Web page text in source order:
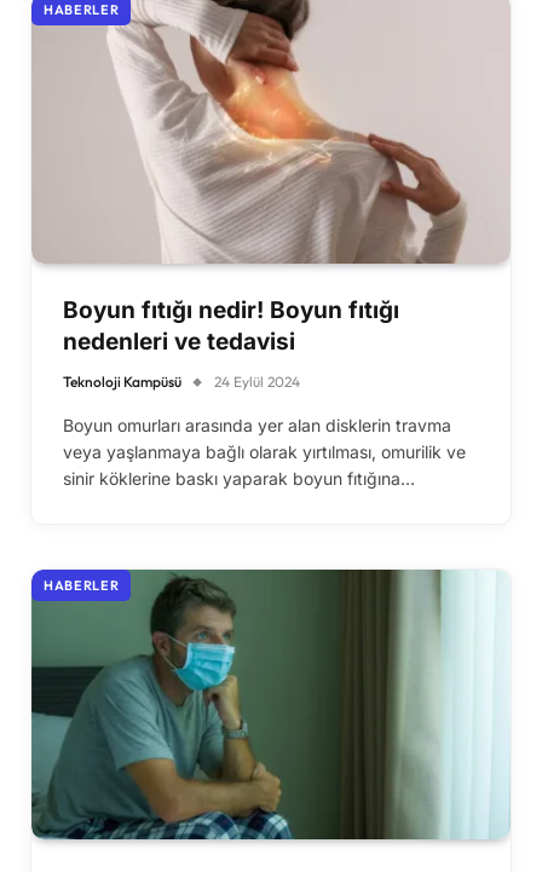
HABERLER
Boyun fıtığı nedir! Boyun fıtığı
nedenleri ve tedavisi
Teknoloji Kampüsü 24 Eylül 2024
Boyun omurları arasında yer alan disklerin travma
veya yaşlanmaya bağlı olarak yırtılması, omurilik ve
sinir köklerine baskı yaparak boyun fıtığına…
HABERLER